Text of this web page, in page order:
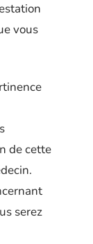
vous
de cette
serez